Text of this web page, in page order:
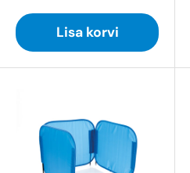
Lisa korvi